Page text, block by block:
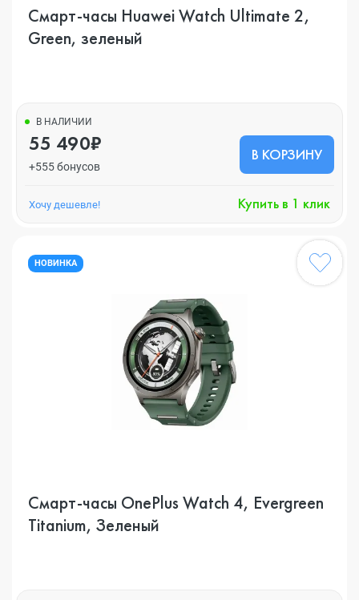
Смарт-часы Huawei Watch Ultimate 2,
Green, зеленый
В НАЛИЧИИ
55 490₽
+555 бонусов
В КОРЗИНУ
Хочу дешевле! Купить в 1 клик
НОВИНКА
Смарт-часы OnePlus Watch 4, Evergreen
Titanium, Зеленый